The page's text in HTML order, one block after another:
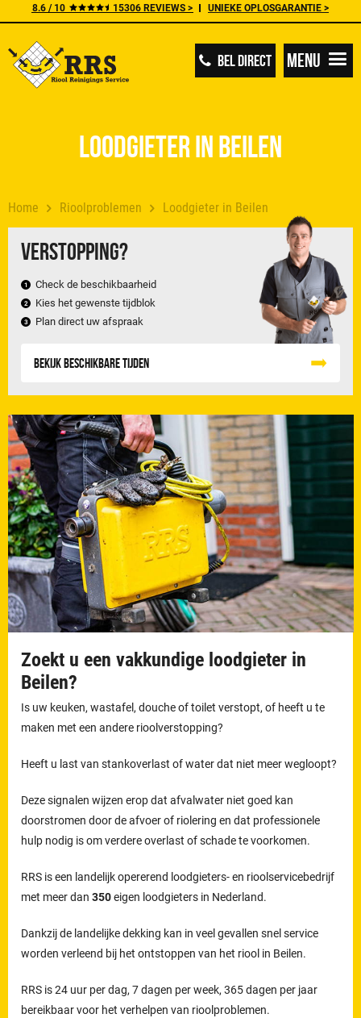
8.6 / 10 15306 REVIEWS > UNIEKE OPLOSGARANTIE >
BEL DIRECT Menu
Home Rioolproblemen Loodgieter in Beilen
Verstopping?
Check de beschikbaarheid
Kies het gewenste tijdblok
Plan direct uw afspraak
Bekijk beschikbare tijden
Loodgieter in Beilen
Zoekt u een vakkundige loodgieter in
Beilen?
Is uw keuken, wastafel, douche of toilet verstopt, of heeft u te
maken met een andere rioolverstopping?
Heeft u last van stankoverlast of water dat niet meer wegloopt?
Deze signalen wijzen erop dat afvalwater niet goed kan
doorstromen door de afvoer of riolering en dat professionele
hulp nodig is om verdere overlast of schade te voorkomen.
RRS is een landelijk opererend loodgieters- en rioolservicebedrijf
met meer dan350eigen loodgieters in Nederland.
Dankzij de landelijke dekking kan in veel gevallen snel service
worden verleend bij het ontstoppen van het riool in Beilen.
RRS is 24 uur per dag, 7 dagen per week, 365 dagen per jaar
bereikbaar voor het verhelpen van rioolproblemen.